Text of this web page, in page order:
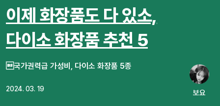
이제 화장품도 다 있소,
다이소 화장품 추천 5
국가권력급 가성비, 다이소 화장품 5종
2024. 03. 19 보요